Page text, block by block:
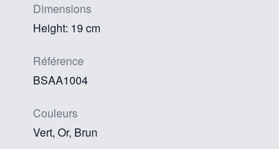
Dimensions
Height: 19 cm
Référence
BSAA1004
Couleurs
Vert, Or, Brun